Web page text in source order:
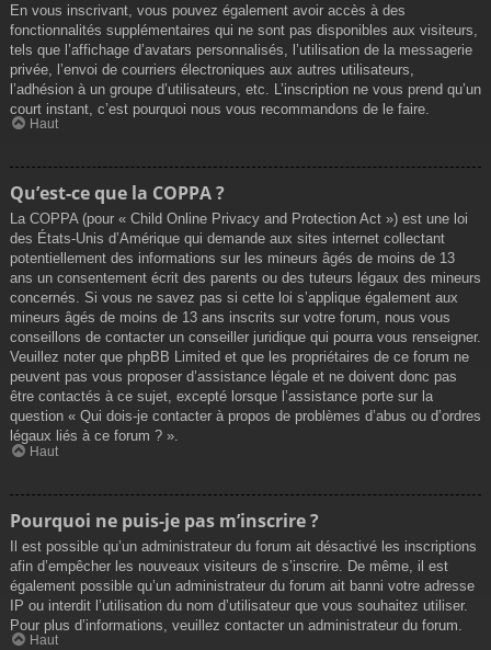
En vous inscrivant, vous pouvez également avoir accès à des
fonctionnalités supplémentaires qui ne sont pas disponibles aux visiteurs,
tels que l’affichage d’avatars personnalisés, l’utilisation de la messagerie
privée, l’envoi de courriers électroniques aux autres utilisateurs,
l’adhésion à un groupe d’utilisateurs, etc. L’inscription ne vous prend qu’un
court instant, c’est pourquoi nous vous recommandons de le faire.
Haut
Qu’est-ce que la COPPA ?
La COPPA (pour « Child Online Privacy and Protection Act ») est une loi
des États-Unis d’Amérique qui demande aux sites internet collectant
potentiellement des informations sur les mineurs âgés de moins de 13
ans un consentement écrit des parents ou des tuteurs légaux des mineurs
concernés. Si vous ne savez pas si cette loi s’applique également aux
mineurs âgés de moins de 13 ans inscrits sur votre forum, nous vous
conseillons de contacter un conseiller juridique qui pourra vous renseigner.
Veuillez noter que phpBB Limited et que les propriétaires de ce forum ne
peuvent pas vous proposer d’assistance légale et ne doivent donc pas
être contactés à ce sujet, excepté lorsque l’assistance porte sur la
question « Qui dois-je contacter à propos de problèmes d’abus ou d’ordres
légaux liés à ce forum ? ».
Haut
Pourquoi ne puis-je pas m’inscrire ?
Il est possible qu’un administrateur du forum ait désactivé les inscriptions
afin d’empêcher les nouveaux visiteurs de s’inscrire. De même, il est
également possible qu’un administrateur du forum ait banni votre adresse
IP ou interdit l’utilisation du nom d’utilisateur que vous souhaitez utiliser.
Pour plus d’informations, veuillez contacter un administrateur du forum.
Haut